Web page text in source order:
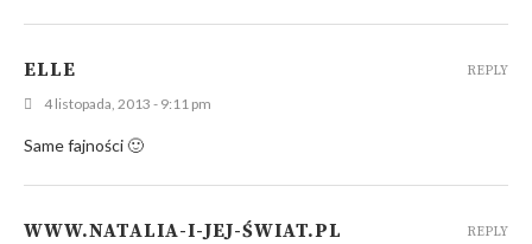
ELLE
4 listopada, 2013 - 9:11 pm
Same fajności 🙂
REPLY
WWW.NATALIA-I-JEJ-ŚWIAT.PL REPLY